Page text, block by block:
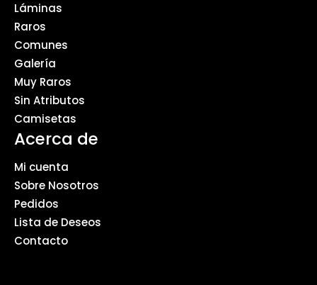
Láminas
Raros
Comunes
Galería
Muy Raros
Sin Atributos
Camisetas
Acerca de
Mi cuenta
Sobre Nosotros
Pedidos
Lista de Deseos
Contacto